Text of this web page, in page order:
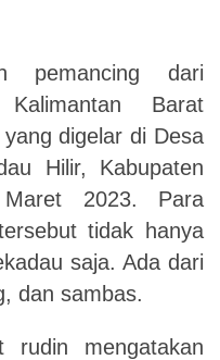
pemancing dari
Barat
digelar di Desa
Hilir, Kabupaten
2023. Para
tidak hanya
saja. Ada dari
dan sambas.
rudin mengatakan